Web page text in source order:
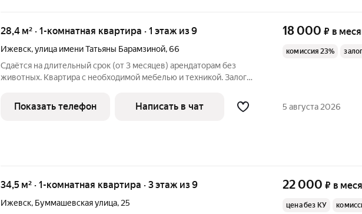
28,4 м² · 1-комнатная квартира · 1 этаж из 9
Ижевск,улица имени Татьяны Барамзиной,66
Сдаётся на длительный срок (от 3 месяцев) арендаторам без
животных. Квартира с необходимой мебелью и техникой. Залог
сразу. Звоните, договоримся о просмотре.
18 000 ₽ в
комиссия 23% залог
Показать телефон Написать в чат 5 августа 2026
34,5 м² · 1-комнатная квартира · 3 этаж из 9
Ижевск, Буммашевская улица, 25
22 000 ₽ в
цена без КУ